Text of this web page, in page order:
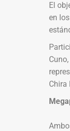
El
en
Chira